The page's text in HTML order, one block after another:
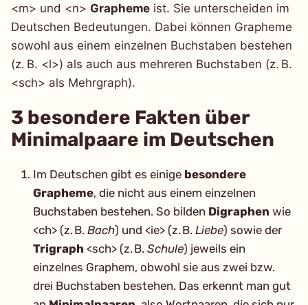
<m> und <n> Grapheme ist. Sie unterscheiden im
Deutschen Bedeutungen. Dabei können Grapheme
sowohl aus einem einzelnen Buchstaben bestehen
(z. B. <l>) als auch aus mehreren Buchstaben (z. B.
<sch> als Mehrgraph).
3 besondere Fakten über
Minimalpaare im Deutschen
Im Deutschen gibt es einige besondere
Grapheme, die nicht aus einem einzelnen
Buchstaben bestehen. So bilden Digraphen wie
<ch> (z. B. Bach) und <ie> (z. B. Liebe) sowie der
Trigraph <sch> (z. B. Schule) jeweils ein
einzelnes Graphem, obwohl sie aus zwei bzw.
drei Buchstaben bestehen. Das erkennt man gut